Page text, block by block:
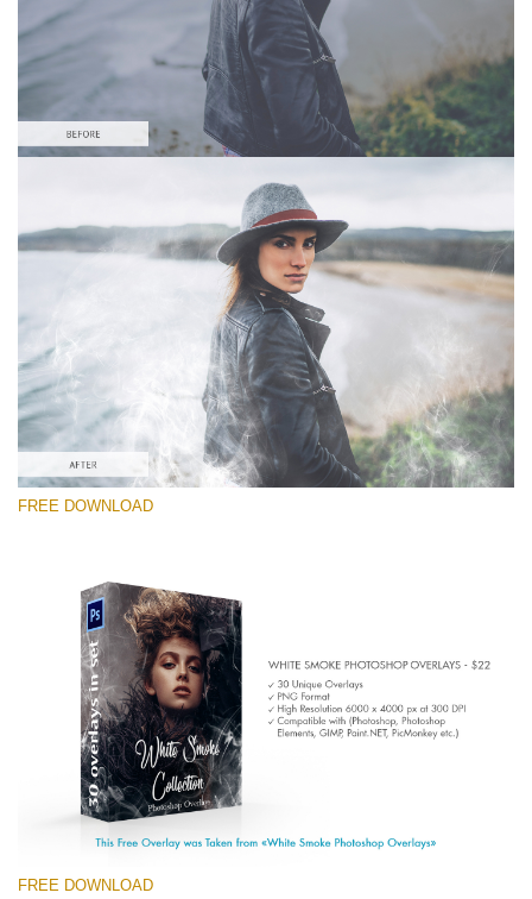
Por favor selecione
Free PNG Overlay #7
Small 800*533px
White Smoke
(30 Overlays)
Large 6000*4000px
Entire Collection
(1783 Overlays)
Large 6000*4000px
Download Grátis
FREE DOWNLOAD
FREE DOWNLOAD